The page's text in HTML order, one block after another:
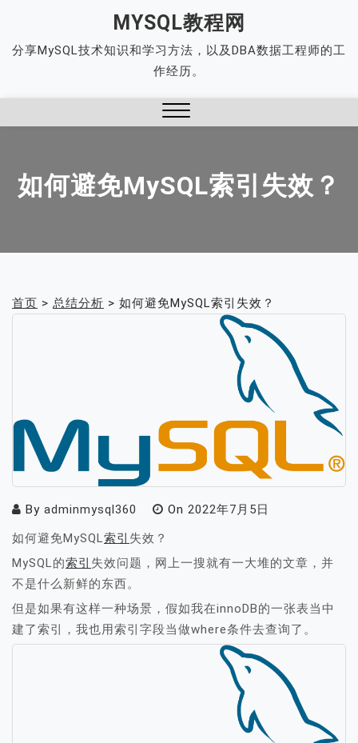
content
MYSQL教程网
分享MySQL技术知识和学习方法，以及DBA数据工程师的工
作经历。
如何避免MySQL索引失效？
首页 > 总结分析 > 如何避免MySQL索引失效？
By adminmysql360 On 2022年7月5日
如何避免MySQL索引 失效？
MySQL的索引 失效问题，网上一搜就有一大堆的文章，并
不是什么新鲜的东西。
但是如果有这样一种场景，假如我在innoDB的一张表当中
建了索引，我也用索引字段当做where条件去查询了。